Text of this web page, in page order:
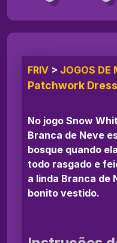
FRIV > JOGOS DE
Patchwork Dress
No jogo Snow
Branca de Neve
bosque quando
todo rasgado e
a linda Branca de
bonito vestido.